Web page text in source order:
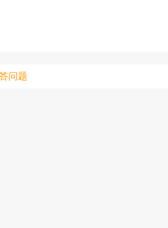
问题
优酷